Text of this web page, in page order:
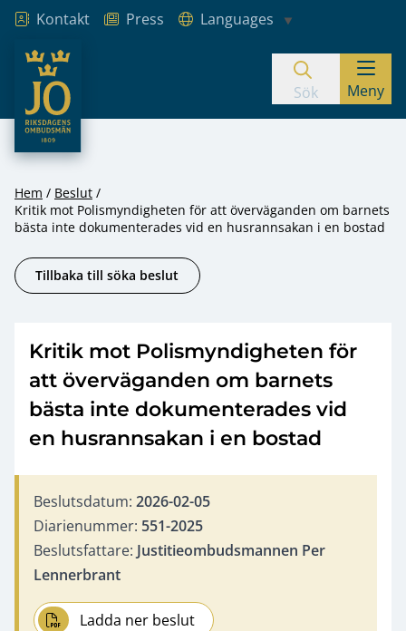
Hoppa till innehåll
Kontakt Press
Languages
JO – Riksdagens Ombudsmän
Sök Meny
Hem
Beslut
Kritik mot Polismyndigheten för att överväganden om barnets
bästa inte dokumenterades vid en husrannsakan i en bostad
Tillbaka till söka beslut
Kritik mot Polismyndigheten för
att överväganden om barnets
bästa inte dokumenterades vid
en husrannsakan i en bostad
Beslutsdatum: 2026-02-05
Diarienummer: 551-2025
Beslutsfattare: Justitieombudsmannen Per
Lennerbrant
Ladda ner beslut